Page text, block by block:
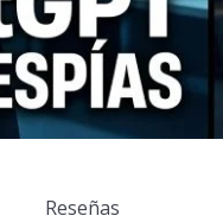
Reseñas